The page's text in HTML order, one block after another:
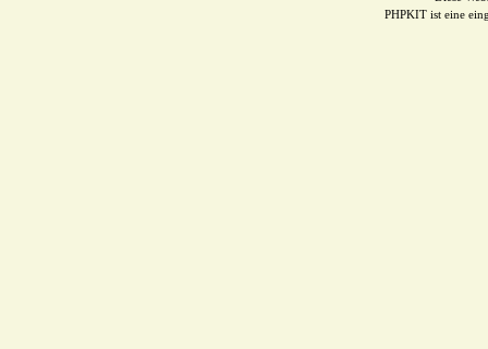
PHPKIT ist eine